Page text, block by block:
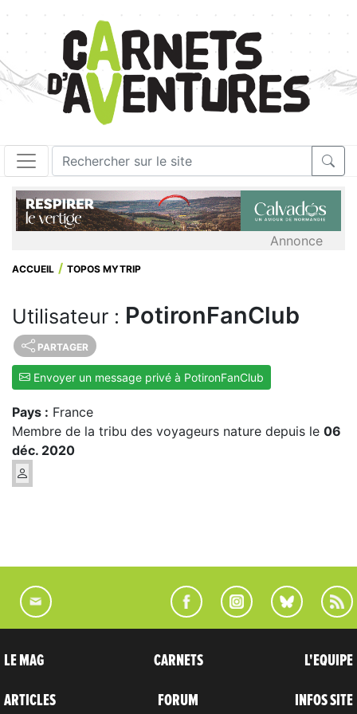
Annonce
ACCUEIL TOPOS MYTRIP
Utilisateur : PotironFanClub
PARTAGER
Envoyer un message privé à PotironFanClub
Pays : France
Membre de la tribu des voyageurs nature depuis le 06
déc. 2020
LE MAG
ARTICLES
CARNETS
FORUM
L'EQUIPE
INFOS SITE